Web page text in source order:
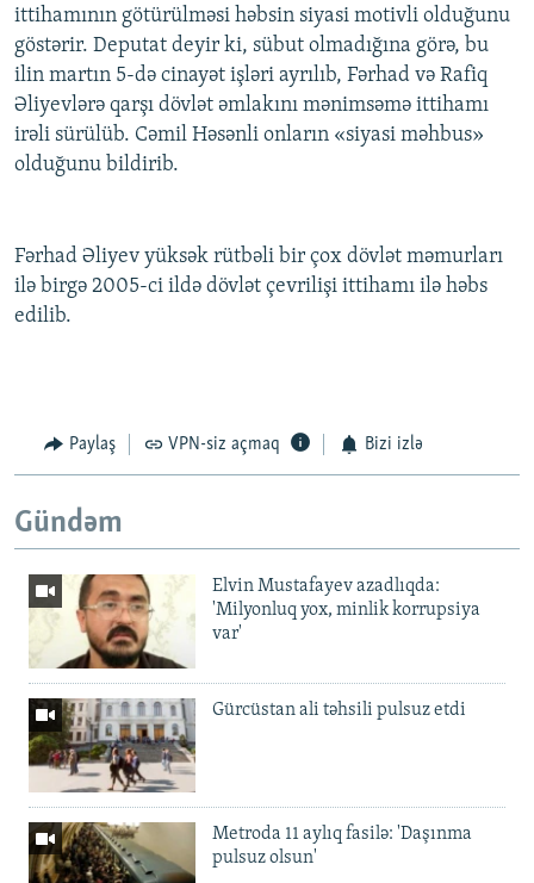
ittihamının götürülməsi həbsin siyasi motivli olduğunu
göstərir. Deputat deyir ki, sübut olmadığına görə, bu
ilin martın 5-də cinayət işləri ayrılıb, Fərhad və Rafiq
Əliyevlərə qarşı dövlət əmlakını mənimsəmə ittihamı
irəli sürülüb. Cəmil Həsənli onların «siyasi məhbus»
olduğunu bildirib.
Fərhad Əliyev yüksək rütbəli bir çox dövlət məmurları
ilə birgə 2005-ci ildə dövlət çevrilişi ittihamı ilə həbs
edilib.
Paylaş VPN-siz açmaq Bizi izlə
Gündəm
Elvin Mustafayev azadlıqda:
'Milyonluq yox, minlik korrupsiya
var'
Gürcüstan ali təhsili pulsuz etdi
Metroda 11 aylıq fasilə: 'Daşınma
pulsuz olsun'